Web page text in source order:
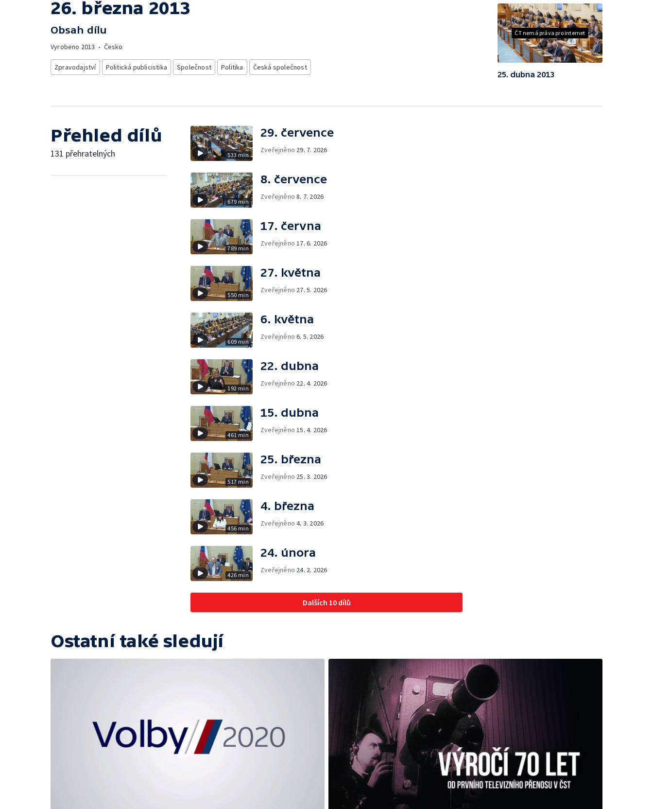
26. března 2013
Obsah dílu
Vyrobeno 2013 • Česko
Zpravodajství Politická publicistika Společnost Politika Česká společnost
ČT nemá práva pro internet
25. dubna 2013
Přehled dílů
131 přehratelných 533 min
29. července
Zveřejněno 29. 7. 2026
679 min
8. července
Zveřejněno8. 7. 2026
789 min
17. června
Zveřejněno 17. 6. 2026
550 min
27. května
Zveřejněno 27. 5. 2026
609 min
6. května
Zveřejněno6. 5. 2026
192 min
22. dubna
Zveřejněno 22. 4. 2026
461 min
15. dubna
Zveřejněno 15. 4. 2026
517 min
25. března
Zveřejněno 25. 3. 2026
456 min
4. března
Zveřejněno4. 3. 2026
426 min
24. února
Zveřejněno 24. 2. 2026
Dalších 10 dílů
Ostatní také sledují